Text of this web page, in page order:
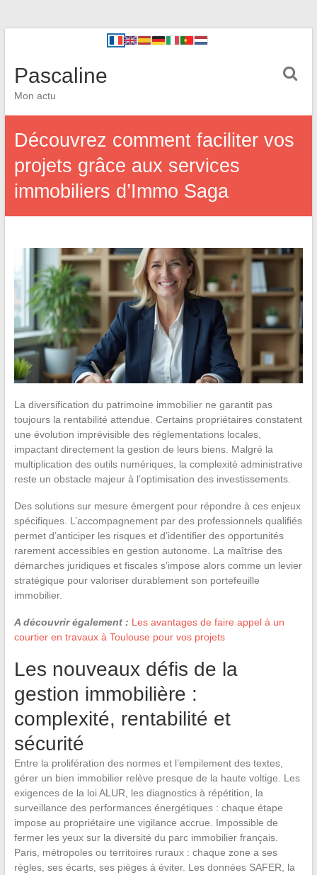
Pascaline
Mon actu
Découvrez comment faciliter vos
projets grâce aux services
immobiliers d’Immo Saga
La diversification du patrimoine immobilier ne garantit pas
toujours la rentabilité attendue. Certains propriétaires constatent
une évolution imprévisible des réglementations locales,
impactant directement la gestion de leurs biens. Malgré la
multiplication des outils numériques, la complexité administrative
reste un obstacle majeur à l’optimisation des investissements.
Des solutions sur mesure émergent pour répondre à ces enjeux
spécifiques. L’accompagnement par des professionnels qualifiés
permet d’anticiper les risques et d’identifier des opportunités
rarement accessibles en gestion autonome. La maîtrise des
démarches juridiques et fiscales s’impose alors comme un levier
stratégique pour valoriser durablement son portefeuille
immobilier.
A découvrir également : Les avantages de faire appel à un
courtier en travaux à Toulouse pour vos projets
Les nouveaux défis de la
gestion immobilière :
complexité, rentabilité et
sécurité
Entre la prolifération des normes et l’empilement des textes,
gérer un bien immobilier relève presque de la haute voltige. Les
exigences de la loi ALUR, les diagnostics à répétition, la
surveillance des performances énergétiques : chaque étape
impose au propriétaire une vigilance accrue. Impossible de
fermer les yeux sur la diversité du parc immobilier français.
Paris, métropoles ou territoires ruraux : chaque zone a ses
règles, ses écarts, ses pièges à éviter. Les données SAFER, la